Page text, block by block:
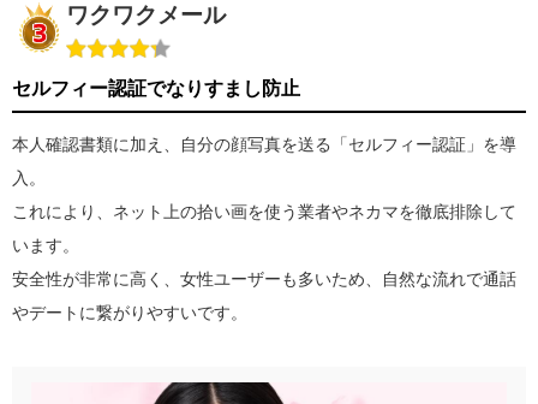
ワクワクメール
セルフィー認証でなりすまし防止
本人確認書類に加え、自分の顔写真を送る「セルフィー認証」を導
入。
これにより、ネット上の拾い画を使う業者やネカマを徹底排除して
います。
安全性が非常に高く、女性ユーザーも多いため、自然な流れで通話
やデートに繋がりやすいです。